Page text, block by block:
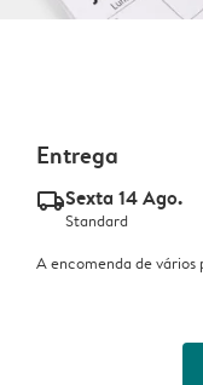
Entrega
delivery_standard_v2Sexta 14 Ago.
Standard
A encomenda de